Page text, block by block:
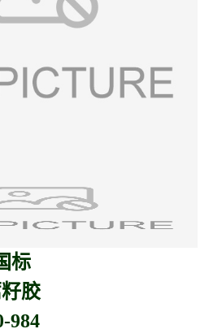
标
胶
984